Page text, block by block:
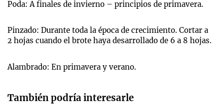
Poda: A finales de invierno – principios de primavera.
Pinzado: Durante toda la época de crecimiento. Cortar a
2 hojas cuando el brote haya desarrollado de 6 a 8 hojas.
Alambrado: En primavera y verano.
También podría interesarle